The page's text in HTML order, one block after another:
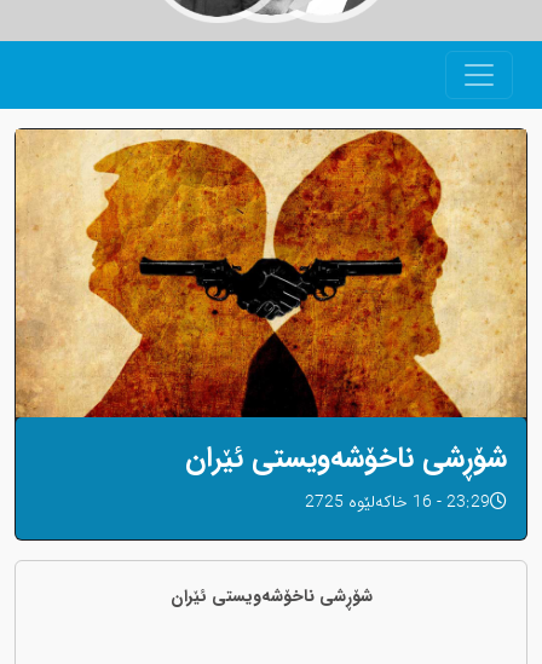
شۆڕشی ناخۆشەویستی ئێران
23:29 - 16 خاکەلێوه 2725
شۆڕشی ناخۆشەویستی ئێران